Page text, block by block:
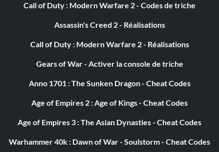
Call of Duty : Modern Warfare 2 - Codes de triche
Assassin's Creed 2 - Réalisations
Call of Duty : Modern Warfare 2 - Réalisations
Gears of War - Activer la console de triche
Anno 1701 : The Sunken Dragon - Cheat Codes
Age of Empires 2 : Age of Kings - Cheat Codes
Age of Empires 3 : The Asian Dynasties - Cheat Codes
Warhammer 40k : Dawn of War - Soulstorm - Cheat Codes